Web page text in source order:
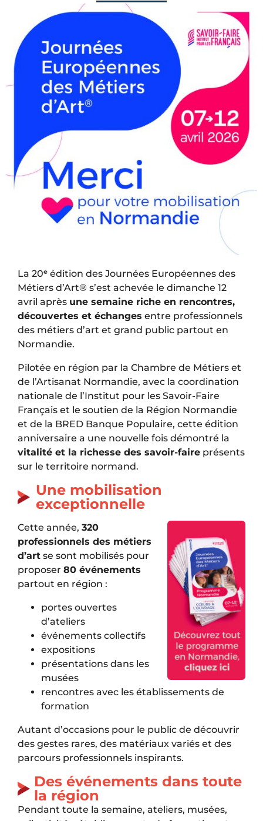
La 20ᵉ édition des Journées Européennes des
Métiers d’Art® s’est achevée le dimanche 12
avril après une semaine riche en rencontres,
découvertes et échanges entre professionnels
des métiers d’art et grand public partout en
Normandie.
Pilotée en région par la Chambre de Métiers et
de l’Artisanat Normandie, avec la coordination
nationale de l’Institut pour les Savoir-Faire
Français et le soutien de la Région Normandie
et de la BRED Banque Populaire, cette édition
anniversaire a une nouvelle fois démontré la
vitalité et la richesse des savoir-faire présents
sur le territoire normand.
Une mobilisation
exceptionnelle
Cette année, 320
professionnels des métiers
d’art se sont mobilisés pour
proposer 80 événements
partout en région :
portes ouvertes
d’ateliers
événements collectifs
expositions
présentations dans les
musées
rencontres avec les établissements de
formation
Autant d’occasions pour le public de découvrir
des gestes rares, des matériaux variés et des
parcours professionnels inspirants.
Des événements dans toute
la région
Pendant toute la semaine, ateliers, musées,